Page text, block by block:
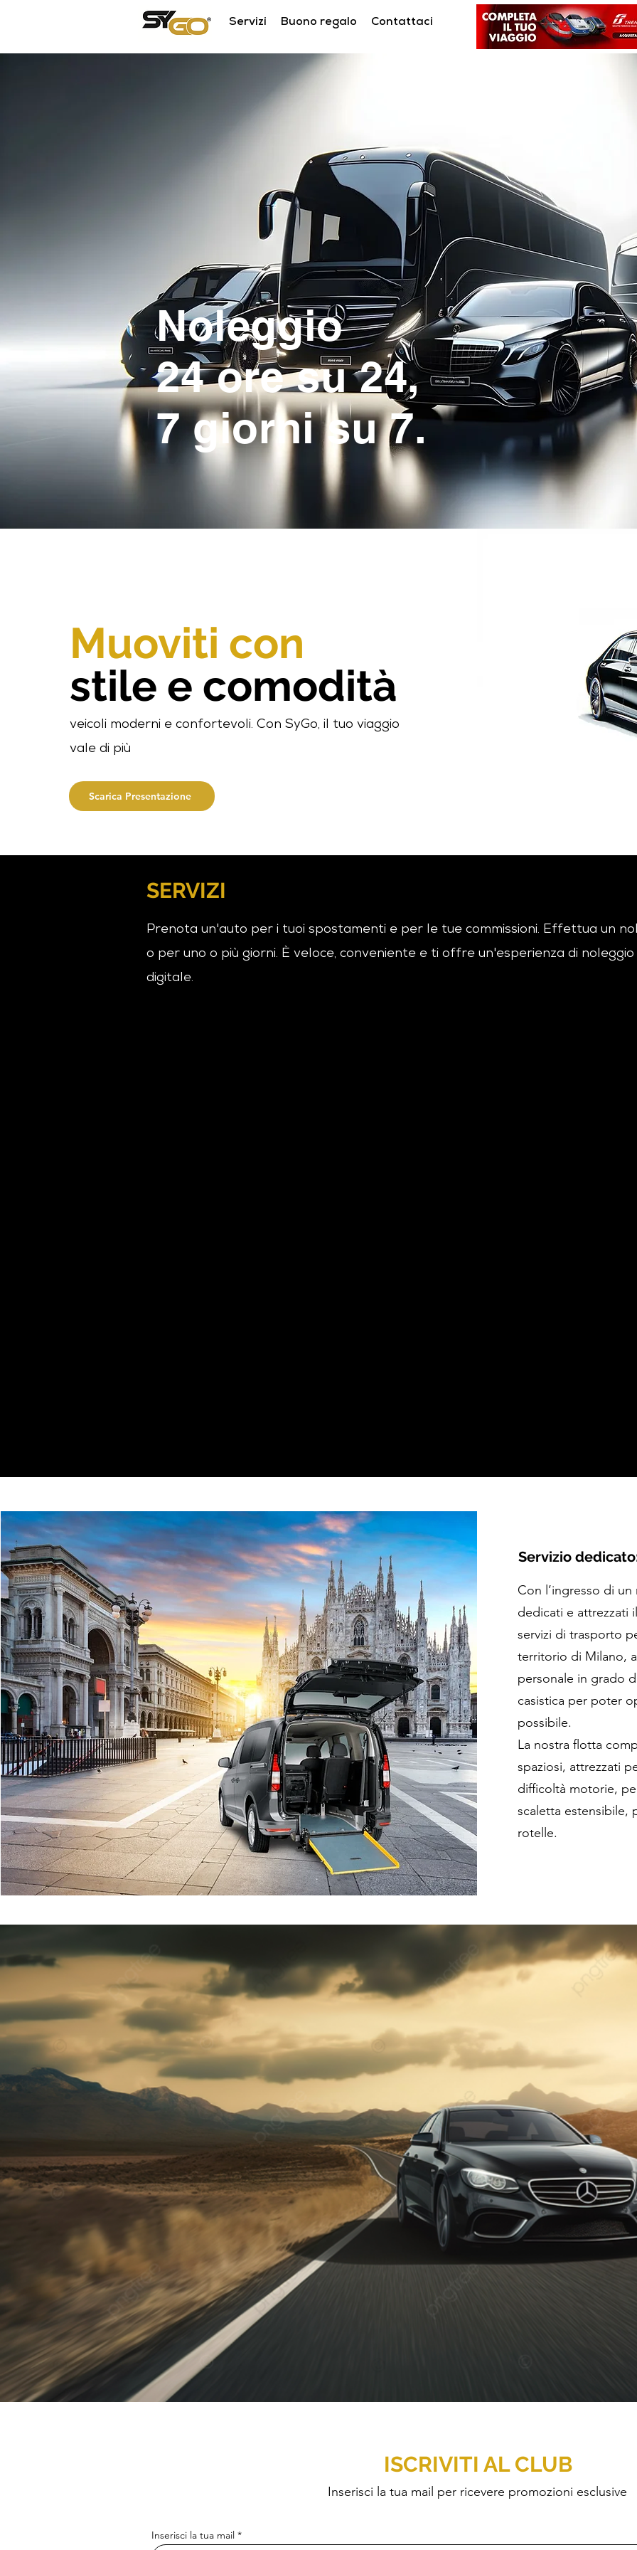
Servizi Buono regalo Contattaci
Noleggio
24 ore su 24,
7 giorni su 7.
Muoviti con
stile e comodità
veicoli moderni e confortevoli. Con SyGo, il tuo viaggio
vale di più
Scarica Presentazione
SERVIZI
Prenota un'auto per i tuoi spostamenti e per le tue commissioni. Effettua un
o per uno o più giorni. È veloce, conveniente e ti offre un'esperienza di noleggio
digitale.
Servizio
Con l’ingresso di
dedicati e attrezzati
servizi di trasporto
territorio di Milano,
personale in grado
casistica per poter
possibile.
La nostra flotta
spaziosi, attrezzati
difficoltà motorie,
scaletta estensibile,
rotelle.
CONFORT
SEMPRE AL TOP
ISCRIVITI AL CLUB
Inserisci la tua mail per ricevere promozioni esclusive
Inserisci la tua mail